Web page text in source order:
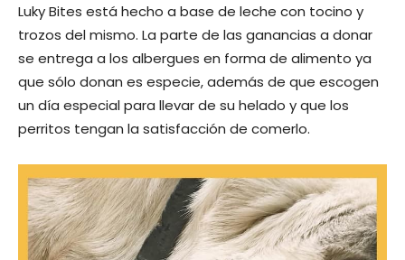
Luky Bites está hecho a base de leche con tocino y
trozos del mismo. La parte de las ganancias a donar
se entrega a los albergues en forma de alimento ya
que sólo donan es especie, además de que escogen
un día especial para llevar de su helado y que los
perritos tengan la satisfacción de comerlo.